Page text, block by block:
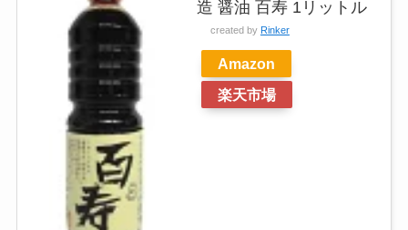
造 醤油 百寿 1リットル
created by Rinker
Amazon
楽天市場